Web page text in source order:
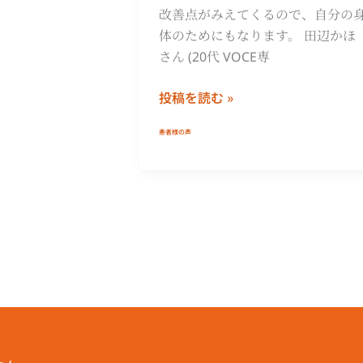
改善点がみえてくるので、自分の
体のためにもなります。 田辺かほ
さん (20代 VOCE専
投稿を読む »
患者様の声